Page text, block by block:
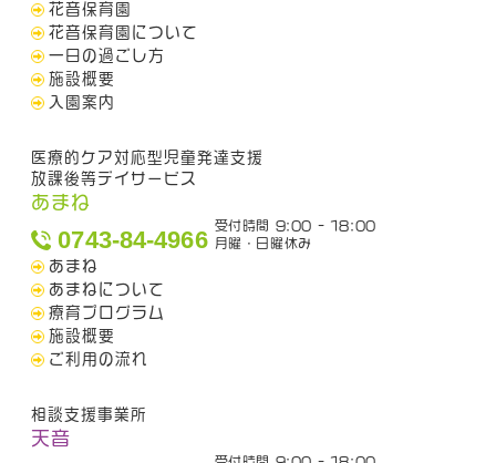
花音保育園
花音保育園について
一日の過ごし方
施設概要
入園案内
医療的ケア対応型児童発達支援
放課後等デイサービス
あまね
0743-84-4966
受付時間 9:00 - 18:00
月曜・日曜休み
あまね
あまねについて
療育プログラム
施設概要
ご利用の流れ
相談支援事業所
天音